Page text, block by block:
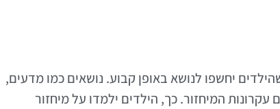
יחשפו לנושא באופן קבוע. נושאים כמו מדעים,
המיחזור. כך, הילדים ילמדו על מיחזור